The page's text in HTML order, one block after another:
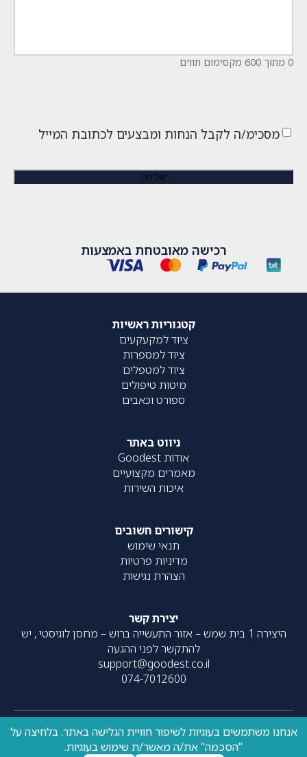
0 מתוך 600 מקסימום תווים
מסכימ/ה לקבל הנחות ומבצעים לכתובת המייל
רכישה מאובטחת באמצעות
קטגוריות ראשיות
ציוד למקעקעים
ציוד למספרות
ציוד למטפלים
מיטות טיפולים
ספורט וכאבים
ניווט באתר
אודות Goodest
מאמרים מקצועיים
איכות השירות
קישורים חשובים
תנאי שימוש
מדיניות פרטיות
הצהרת נגישות
יצירת קשר
היצירה 1 בית שמש – אזור התעשייה ברוש – מחסן לוגיסטי , יש
להתקשר לפני ההגעה
support@goodest.co.il
074-7012600
כל הזכויות שמורות – 2020- עוצב על ידיresolve| פותח על ידי
אנחנו משתמשים בעוגיות לשיפור חוויית הגלישה באתר. בלחיצה על
"הסכמה" את/ה מאשר/ת שימוש בעוגיות.